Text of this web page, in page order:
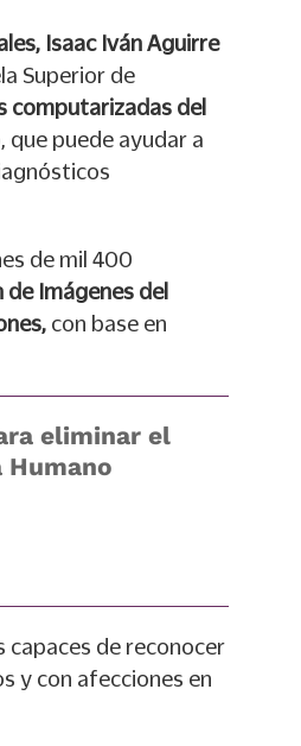
Isaac Iván Aguirre
Superior de
computarizadas del
puede ayudar a
de mil 400
de Imágenes del
con base en
eliminar el
Humano
de reconocer
y con afecciones en